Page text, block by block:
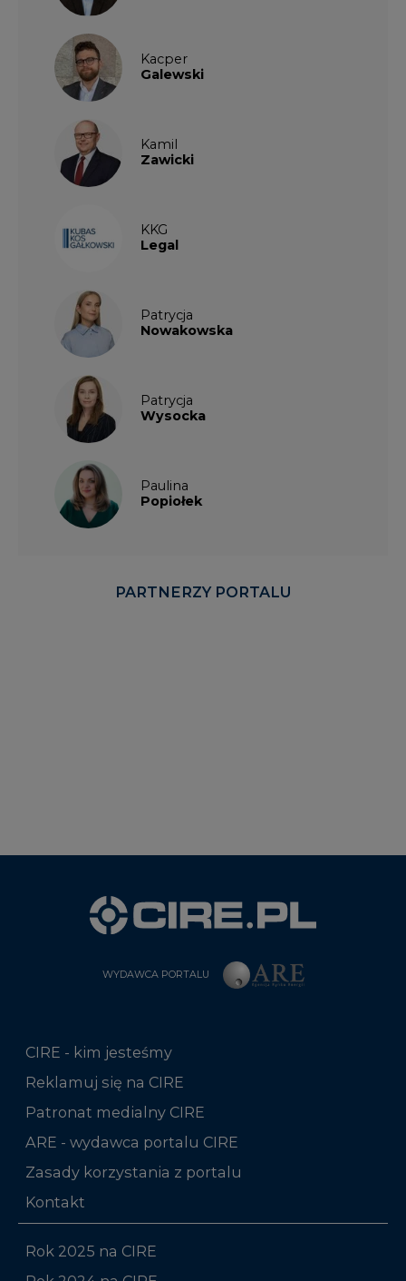
Kacper
Galewski
Kamil
Zawicki
KKG
Legal
Patrycja
Nowakowska
Patrycja
Wysocka
Paulina
Popiołek
PARTNERZY PORTALU
WYDAWCA PORTALU
CIRE - kim jesteśmy
Reklamuj się na CIRE
Patronat medialny CIRE
ARE - wydawca portalu CIRE
Zasady korzystania z portalu
Kontakt
Rok 2025 na CIRE